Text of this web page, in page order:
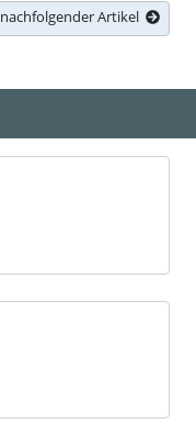
nachfolgender Artikel